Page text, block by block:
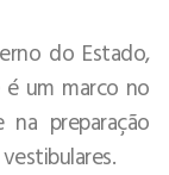
do Estado,
é um marco no
preparação